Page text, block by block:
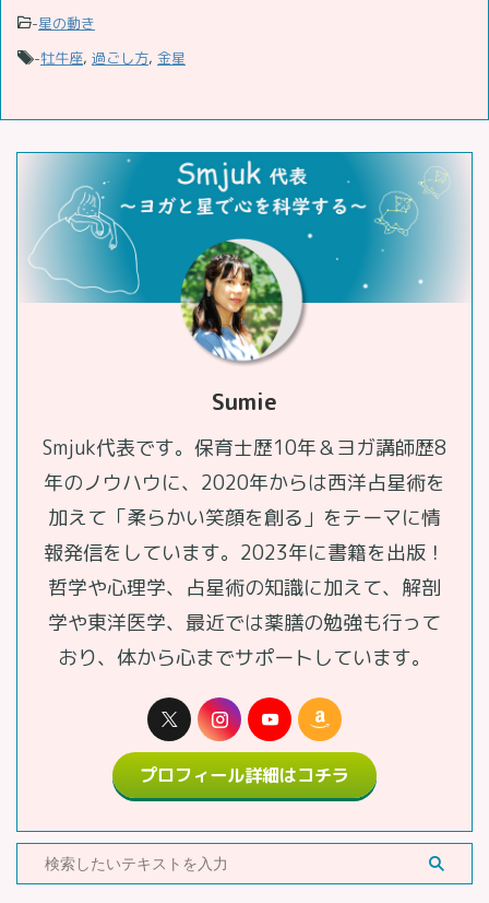
-星の動き
-牡牛座, 過ごし方, 金星
Sumie
Smjuk代表です。保育士歴10年＆ヨガ講師歴8
年のノウハウに、2020年からは西洋占星術を
加えて「柔らかい笑顔を創る」をテーマに情
報発信をしています。2023年に書籍を出版！
哲学や心理学、占星術の知識に加えて、解剖
学や東洋医学、最近では薬膳の勉強も行って
おり、体から心までサポートしています。
プロフィール詳細はコチラ